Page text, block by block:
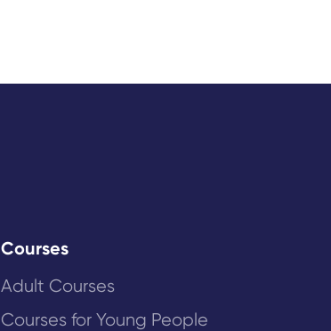
Courses
Adult Courses
Courses for Young People